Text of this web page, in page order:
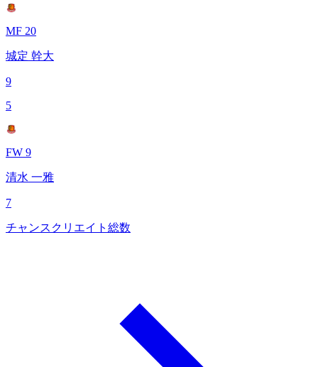
MF 20
城定 幹大
9
5
FW 9
清水 一雅
7
チャンスクリエイト総数